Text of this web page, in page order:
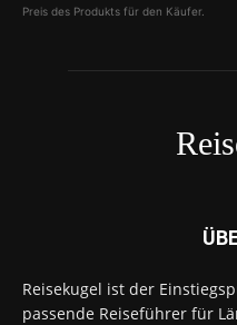
Preis des Produkts für den Käufer.
Reisekugel ist der
passende Reiseführer für